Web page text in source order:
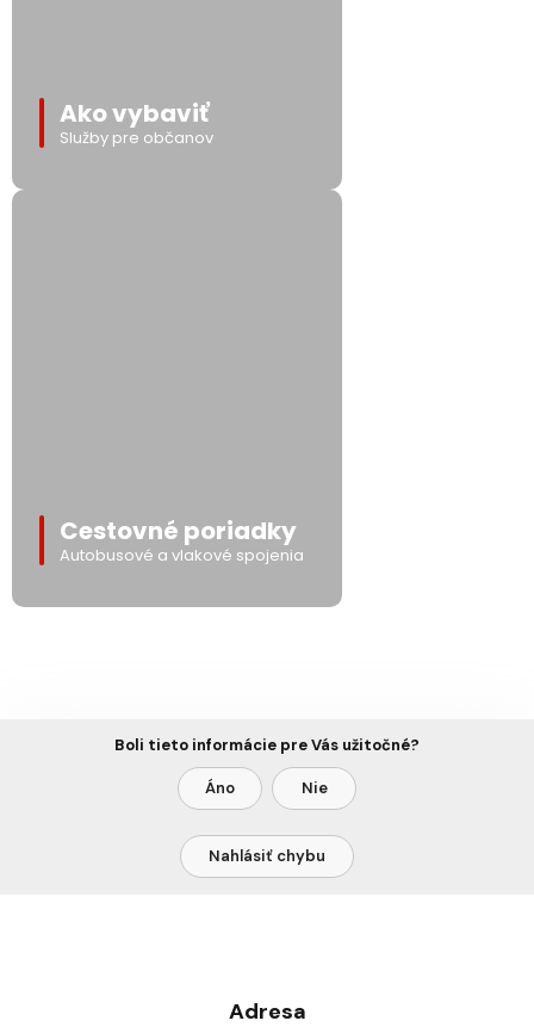
Ako vybaviť
Služby pre občanov
Cestovné poriadky
Autobusové a vlakové spojenia
Boli tieto informácie pre Vás užitočné?
Áno Nie
Nahlásiť chybu
Adresa